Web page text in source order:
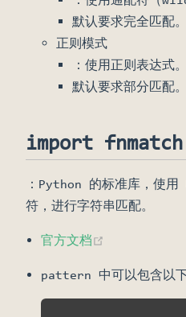
默认要求完全匹配。
正则模式
：使用正则表达式。
默认要求部分匹配。
import fnmatch
：Python 的标准库，使
符，进行字符串匹配。
官方文档
pattern 中可以包含以下